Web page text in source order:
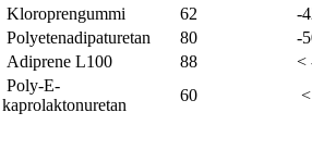
Kloroprengummi
62
-
Polyetenadipaturetan
80
-
Adiprene L100
88
<
Poly-E-
kaprolaktonuretan
60